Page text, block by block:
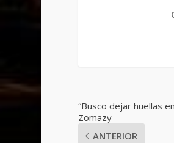
“Busco dejar huellas
Zomazy
ANTERIOR